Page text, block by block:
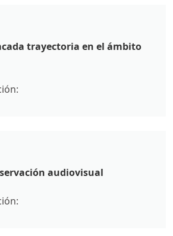
trayectoria en el ámbito
audiovisual